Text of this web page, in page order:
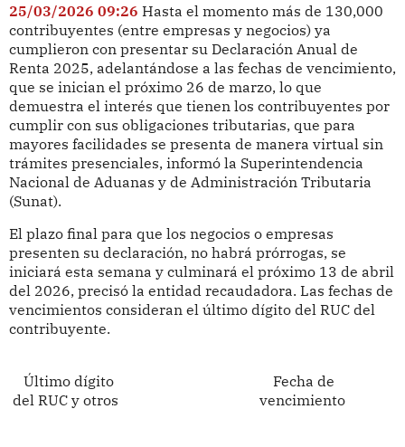
25/03/2026 09:26 Hasta el momento más de 130,000
contribuyentes (entre empresas y negocios) ya
cumplieron con presentar su Declaración Anual de
Renta 2025, adelantándose a las fechas de vencimiento,
que se inician el próximo 26 de marzo, lo que
demuestra el interés que tienen los contribuyentes por
cumplir con sus obligaciones tributarias, que para
mayores facilidades se presenta de manera virtual sin
trámites presenciales, informó la Superintendencia
Nacional de Aduanas y de Administración Tributaria
(Sunat).
El plazo final para que los negocios o empresas
presenten su declaración, no habrá prórrogas, se
iniciará esta semana y culminará el próximo 13 de abril
del 2026, precisó la entidad recaudadora. Las fechas de
vencimientos consideran el último dígito del RUC del
contribuyente.
Último dígito Fecha de
del RUC y otros vencimiento